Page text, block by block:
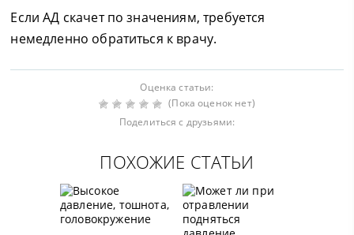
Если АД скачет по значениям, требуется
немедленно обратиться к врачу.
Оценка статьи:
(Пока оценок нет)
Поделиться с друзьями:
ПОХОЖИЕ СТАТЬИ